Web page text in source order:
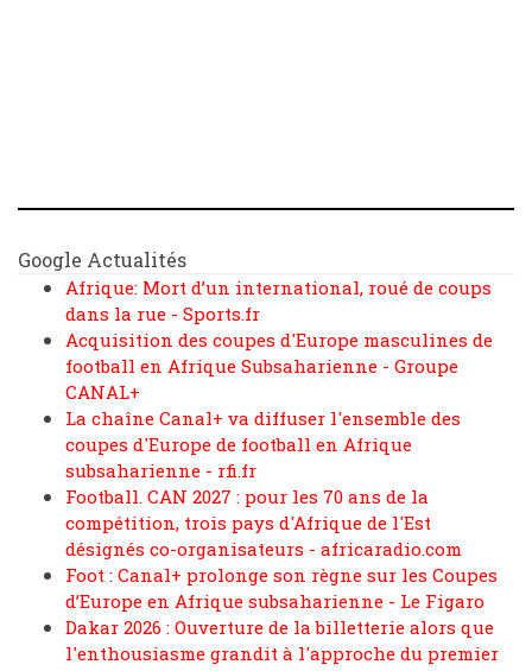
Google Actualités
Afrique: Mort d’un international, roué de coups
dans la rue - Sports.fr
Acquisition des coupes d'Europe masculines de
football en Afrique Subsaharienne - Groupe
CANAL+
La chaîne Canal+ va diffuser l'ensemble des
coupes d'Europe de football en Afrique
subsaharienne - rfi.fr
Football. CAN 2027 : pour les 70 ans de la
compétition, trois pays d'Afrique de l'Est
désignés co-organisateurs - africaradio.com
Foot : Canal+ prolonge son règne sur les Coupes
d’Europe en Afrique subsaharienne - Le Figaro
Dakar 2026 : Ouverture de la billetterie alors que
l'enthousiasme grandit à l'approche du premier